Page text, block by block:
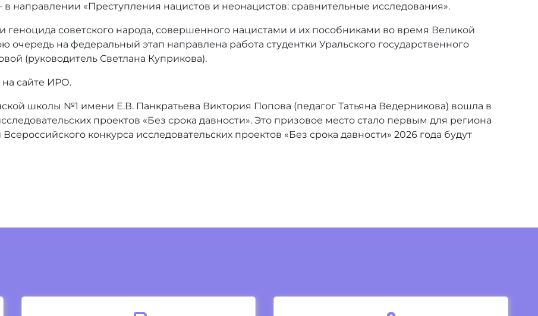
в направлении «Преступления нацистов и неонацистов: сравнительные исследования».
геноцида советского народа, совершенного нацистами и их пособниками во время Великой
очередь на федеральный этап направлена работа студентки Уральского государственного
(руководитель Светлана Куприкова).
на сайте ИРО.
школы №1 имени Е.В. Панкратьева Виктория Попова (педагог Татьяна Ведерникова) вошла в
проектов «Без срока давности». Это призовое место стало первым для региона
конкурса исследовательских проектов «Без срока давности» 2026 года будут